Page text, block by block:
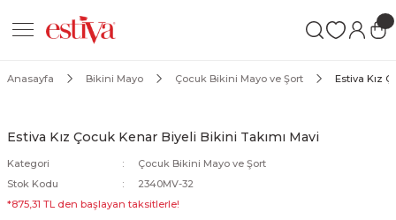
Anasayfa Bikini Mayo Çocuk Bikini Mayo ve Şort Estiva Kız
Estiva Kız Çocuk Kenar Biyeli Bikini Takımı Mavi
Kategori
Çocuk Bikini Mayo ve Şort
Stok Kodu
2340MV-32
*875,31 TL den başlayan taksitlerle!